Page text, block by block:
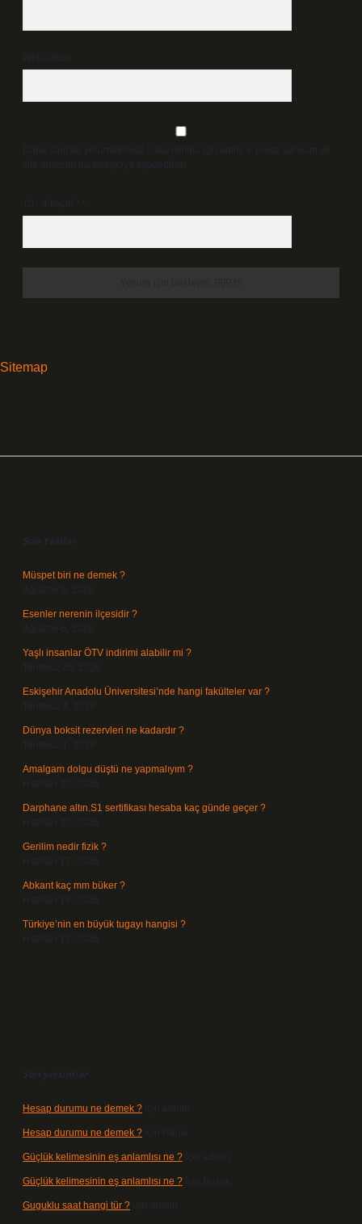
Web Sitesi
Daha sonraki yorumlarımda kullanılması için adım, e-posta adresim ve
site adresim bu tarayıcıya kaydedilsin.
10 - 4 kaçtır?
Sitemap
Son Yazılar
Müspet biri ne demek ?
Ağustos 8, 2026
Esenler nerenin ilçesidir ?
Ağustos 6, 2026
Yaşlı insanlar ÖTV indirimi alabilir mi ?
Temmuz 26, 2026
Eskişehir Anadolu Üniversitesi’nde hangi fakülteler var ?
Temmuz 4, 2026
Dünya boksit rezervleri ne kadardır ?
Temmuz 1, 2026
Amalgam dolgu düştü ne yapmalıyım ?
Haziran 30, 2026
Darphane altın.S1 sertifikası hesaba kaç günde geçer ?
Haziran 20, 2026
Gerilim nedir fizik ?
Haziran 17, 2026
Abkant kaç mm büker ?
Haziran 16, 2026
Türkiye’nin en büyük tugayı hangisi ?
Haziran 13, 2026
Son yorumlar
Hesap durumu ne demek ? için admin
Hesap durumu ne demek ? için Haluk
Güçlük kelimesinin eş anlamlısı ne ? için admin
Güçlük kelimesinin eş anlamlısı ne ? için Bozok
Guguklu saat hangi tür ? için admin